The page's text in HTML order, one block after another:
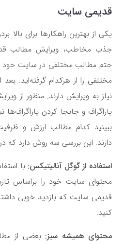
قدیمی سایت
یکی از بهترین راهکارها برای
جذب مخاطب، ویرایش مطالب
حتم مطالب مختلفی در سایت خود
مختلفی را از هرکدام گرفته‌اید.
نیاز به ویرایش دارند. منظور از
پاراگراف و جابجا کردن
ببینید کدام مطالب ارزش و
دارند. این بررسی سه روش دارد که
استفاده از گوگل آنالیتیکس: با
محتوای سایت خود را براساس
قدیمی سایت که بازدید خوبی
کنید.
محتوای همیشه سبز: بعضی از